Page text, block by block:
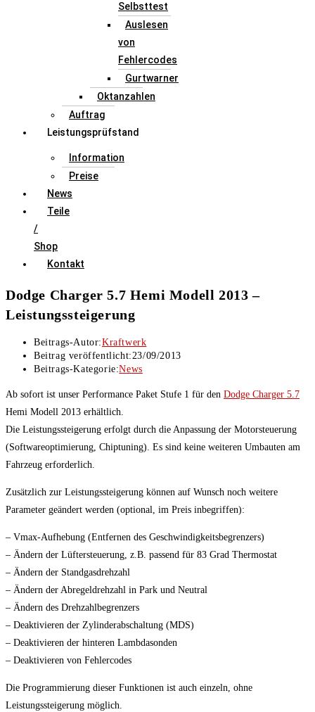
Selbsttest
Auslesen
von
Fehlercodes
Gurtwarner
Oktanzahlen
Auftrag
Leistungsprüfstand
Information
Preise
News
Teile
/
Shop
Kontakt
Dodge Charger 5.7 Hemi Modell 2013 –
Leistungssteigerung
Beitrags-Autor:Kraftwerk
Beitrag veröffentlicht:23/09/2013
Beitrags-Kategorie:News
Ab sofort ist unser Performance Paket Stufe 1 für den Dodge Charger 5.7
Hemi Modell 2013 erhältlich.
Die Leistungssteigerung erfolgt durch die Anpassung der Motorsteuerung
(Softwareoptimierung, Chiptuning). Es sind keine weiteren Umbauten am
Fahrzeug erforderlich.
Zusätzlich zur Leistungssteigerung können auf Wunsch noch weitere
Parameter geändert werden (optional, im Preis inbegriffen):
– Vmax-Aufhebung (Entfernen des Geschwindigkeitsbegrenzers)
– Ändern der Lüftersteuerung, z.B. passend für 83 Grad Thermostat
– Ändern der Standgasdrehzahl
– Ändern der Abregeldrehzahl in Park und Neutral
– Ändern des Drehzahlbegrenzers
– Deaktivieren der Zylinderabschaltung (MDS)
– Deaktivieren der hinteren Lambdasonden
– Deaktivieren von Fehlercodes
Die Programmierung dieser Funktionen ist auch einzeln, ohne
Leistungssteigerung möglich.